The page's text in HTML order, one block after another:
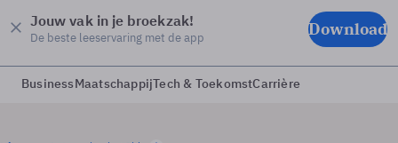
Jouw vak in je broekzak!
De beste leeservaring met de app Download
BusinessMaatschappijTech & ToekomstCarrière